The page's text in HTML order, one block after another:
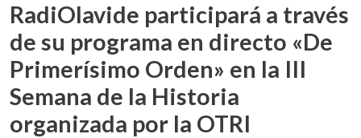
RadiOlavide participará a través
de su programa en directo «De
Primerísimo Orden» en la III
Semana de la Historia
organizada por la OTRI